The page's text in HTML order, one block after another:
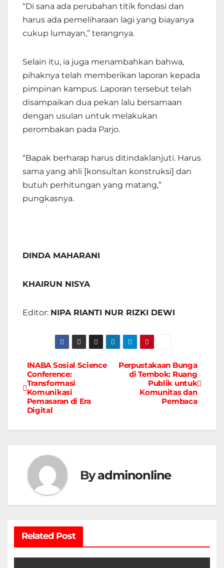
“Di sana ada perubahan titik fondasi dan
harus ada pemeliharaan lagi yang biayanya
cukup lumayan,” terangnya.
Selain itu, ia juga menambahkan bahwa,
pihaknya telah memberikan laporan kepada
pimpinan kampus. Laporan tersebut telah
disampaikan dua pekan lalu bersamaan
dengan usulan untuk melakukan
perombakan pada Parjo.
“Bapak berharap harus ditindaklanjuti. Harus
sama yang ahli [konsultan konstruksi] dan
butuh perhitungan yang matang,”
pungkasnya.
DINDA MAHARANI
KHAIRUN NISYA
Editor: NIPA RIANTI NUR RIZKI DEWI
Navigasi
pos
Perpustakaan Bunga
di Tembok: Ruang
Publik untuk
Komunitas dan
Pembaca
INABA Sosial Science
Conference:
Transformasi
Komunikasi
Pemasaran di Era
Digital
Byadminonline
Related Post